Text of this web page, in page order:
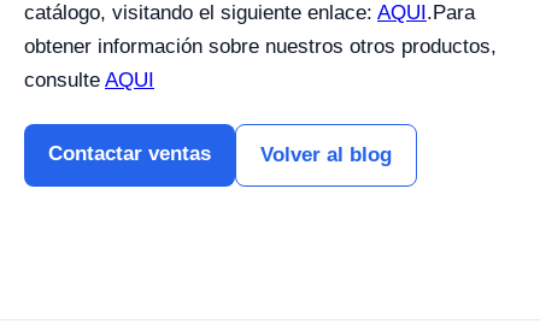
catálogo, visitando el siguiente enlace: AQUI.Para
obtener información sobre nuestros otros productos,
consulte AQUI
Contactar ventas Volver al blog